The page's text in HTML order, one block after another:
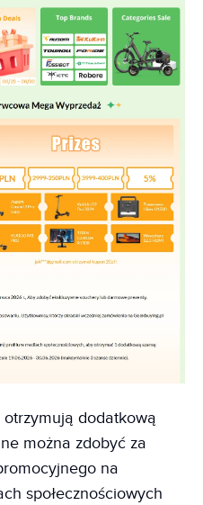
dodatkową
można zdobyć za
na
społecznościowych